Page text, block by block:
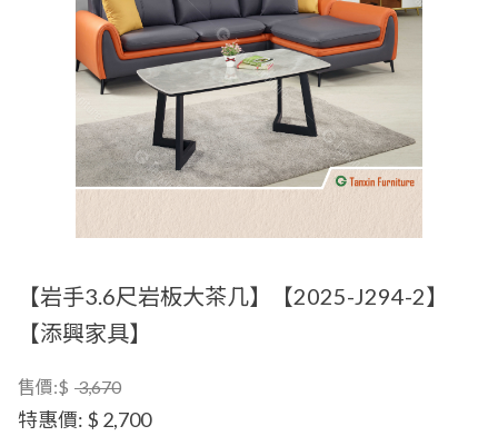
【岩手3.6尺岩板大茶几】【2025-J294-2】
【添興家具】
售價:$ 3,670
特惠價: $ 2,700